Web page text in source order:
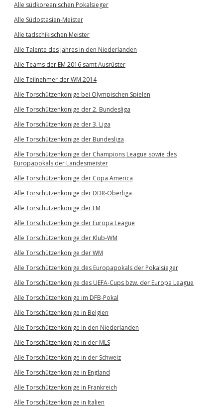
Alle südkoreanischen Pokalsieger
Alle Südostasien-Meister
Alle tadschikischen Meister
Alle Talente des Jahres in den Niederlanden
Alle Teams der EM 2016 samt Ausrüster
Alle Teilnehmer der WM 2014
Alle Torschützenkönige bei Olympischen Spielen
Alle Torschützenkönige der 2. Bundesliga
Alle Torschützenkönige der 3. Liga
Alle Torschützenkönige der Bundesliga
Alle Torschützenkönige der Champions League sowie des
Europapokals der Landesmeister
Alle Torschützenkönige der Copa America
Alle Torschützenkönige der DDR-Oberliga
Alle Torschützenkönige der EM
Alle Torschützenkönige der Europa League
Alle Torschützenkönige der Klub-WM
Alle Torschützenkönige der WM
Alle Torschützenkönige des Europapokals der Pokalsieger
Alle Torschützenkönige des UEFA-Cups bzw. der Europa League
Alle Torschützenkönige im DFB-Pokal
Alle Torschützenkönige in Belgien
Alle Torschützenkönige in den Niederlanden
Alle Torschützenkönige in der MLS
Alle Torschützenkönige in der Schweiz
Alle Torschützenkönige in England
Alle Torschützenkönige in Frankreich
Alle Torschützenkönige in Italien